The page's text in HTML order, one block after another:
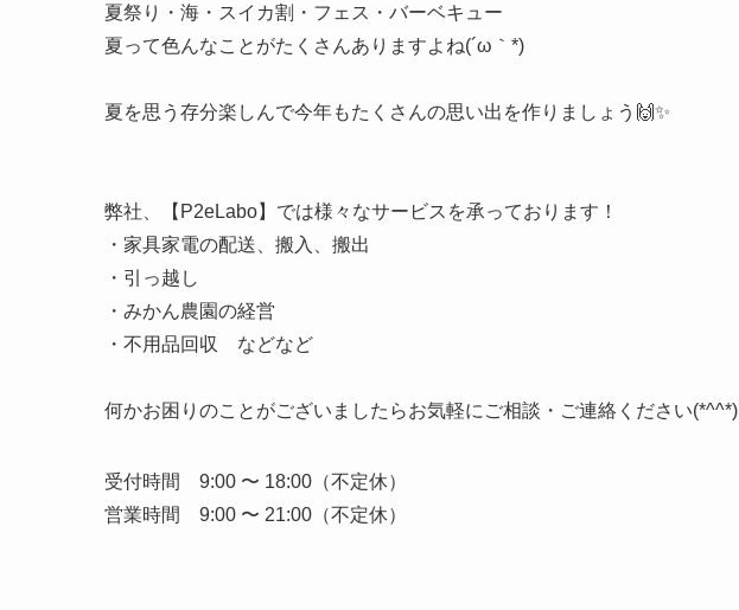
夏祭り・海・スイカ割・フェス・バーベキュー
夏って色んなことがたくさんありますよね(´ω｀*)
夏を思う存分楽しんで今年もたくさんの思い出を作りましょう🙌✨
弊社、【P2eLabo】では様々なサービスを承っております！
・家具家電の配送、搬入、搬出
・引っ越し
・みかん農園の経営
・不用品回収 などなど
何かお困りのことがございましたらお気軽にご相談・ご連絡ください(*^^*)
受付時間 9:00 〜 18:00（不定休）
営業時間 9:00 〜 21:00（不定休）